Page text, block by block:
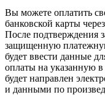
Вы можете оплатить
банковской карты
После подтверждения
защищенную
будет ввести данные
оплаты на указанную
будет направлен
и данными по